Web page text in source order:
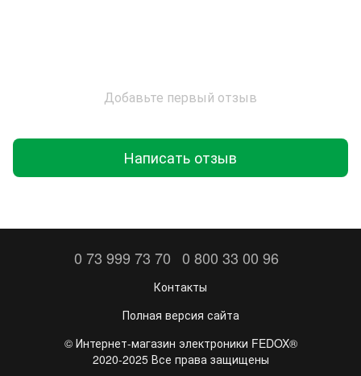
Добавьте первый отзыв
Написать отзыв
0 73 999 73 70 0 800 33 00 96
Контакты
Полная версия сайта
©️ Интернет-магазин электроники FEDOX®
2020-2025 Все права защищены